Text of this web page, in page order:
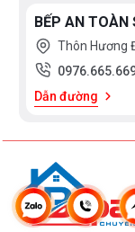
BẾP AN TOÀN
Thôn Hương
Dẫn đường